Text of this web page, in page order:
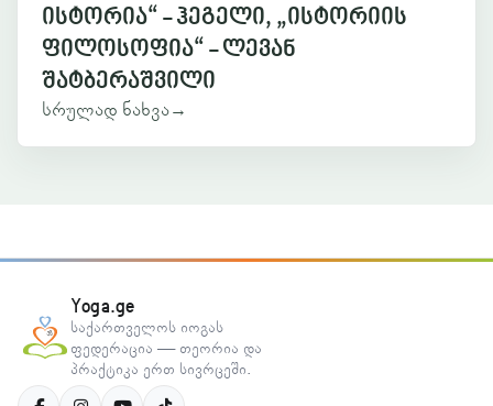
ისტორია“ - ჰეგელი, „ისტორიის
ფილოსოფია“ - ლევან
შატბერაშვილი
სრულად ნახვა→
Yoga.ge
საქართველოს იოგას
ფედერაცია — თეორია და
პრაქტიკა ერთ სივრცეში.